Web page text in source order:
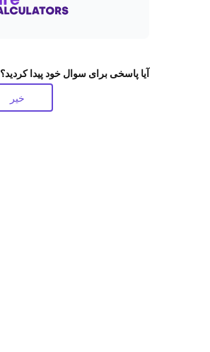
آیا پاسخی برای سوال خود پیدا کردید؟
خیر